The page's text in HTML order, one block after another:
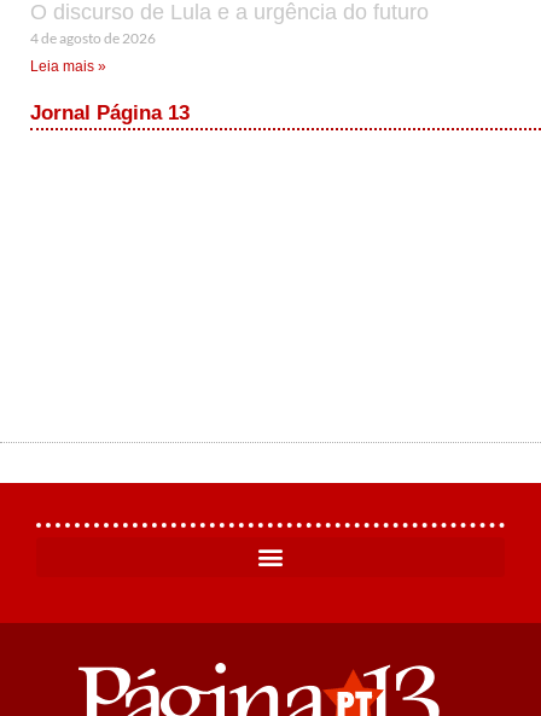
O discurso de Lula e a urgência do futuro
4 de agosto de 2026
Leia mais »
Jornal Página 13